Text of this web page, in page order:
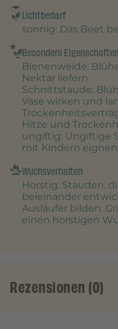
Lichtbedarf
sonnig: Das Beet
Besondere Eigenschaften
Bienenweide:
Nektar liefern
Schnittstaude:
Vase wirken und
Hitze und
ungiftig: Ungiftige
mit Kindern eignen
Wuchsverhalten
Horstig: Stauden,
beieinander
Ausläufer bilden.
einen horstigen
Rezensionen (0)